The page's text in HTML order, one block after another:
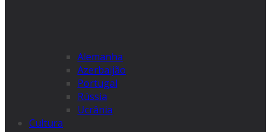
Alemanha
Azerbaijão
Portugal
Rússia
Ucrânia
Cultura